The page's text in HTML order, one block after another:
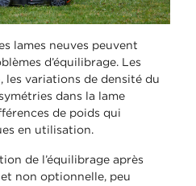
lames neuves peuvent
d’équilibrage. Les
les variations de densité du
dans la lame
de poids qui
en utilisation.
de l’équilibrage après
non optionnelle, peu